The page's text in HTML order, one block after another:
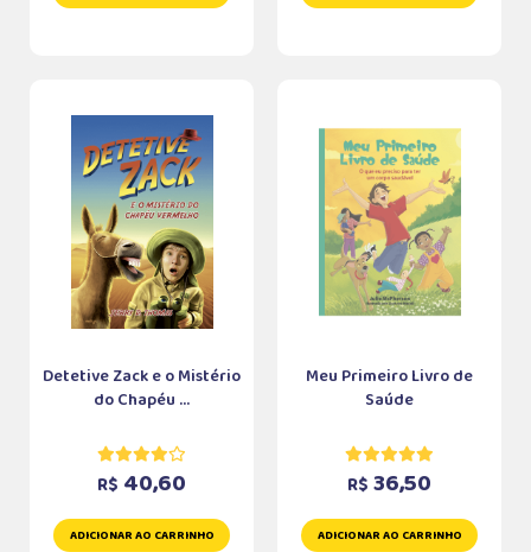
Detetive Zack e o Mistério
do Chapéu ...
R$ 40,60
ADICIONAR AO CARRINHO
Meu Primeiro Livro de
Saúde
R$ 36,50
ADICIONAR AO CARRINHO